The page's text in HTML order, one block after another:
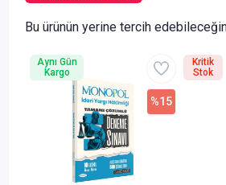
Bu ürünün yerine tercih
%15
Aynı Gün
Kargo
Kritik
Stok